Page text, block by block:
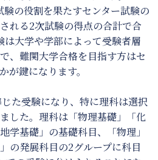
の役割を果たすセンター試験の
れる2次試験の得点の合計で合
は大学や学部によって受験者層
、難関大学合格を目指す方はセ
が鍵になります。
た受験になり、特に理科は選択
した。理科は「物理基礎」「化
学基礎」の基礎科目、「物理」
の発展科目の2グループに科目